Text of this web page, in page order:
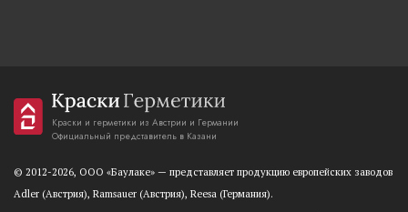
Краски и герметики из Австрии и Германии
Официальный представитель в Казани
© 2012-2026, OOO «Баулаке» — представляет продукцию европейских заводов
Adler (Австрия), Ramsauer (Австрия), Reesa (Германия).